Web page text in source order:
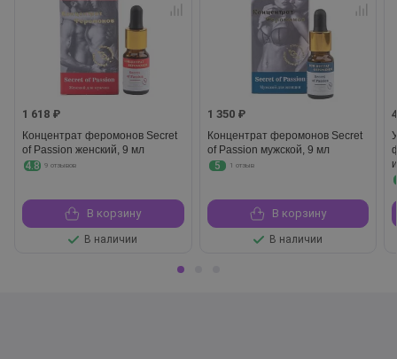
1 618 ₽
Концентрат феромонов Secret
of Passion женский, 9 мл
4.8 9 отзывов
В корзину
В наличии
1 350 ₽
Концентрат феромонов Secret
of Passion мужской, 9 мл
5
1 отзыв
В корзину
В наличии